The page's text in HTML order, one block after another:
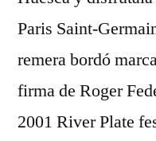
Paris Saint-
remera bordó
firma de Roger
2001 River Plate